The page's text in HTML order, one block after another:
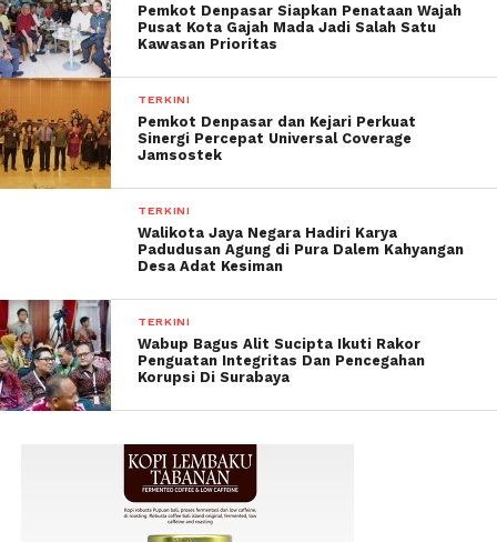
Pemkot Denpasar Siapkan Penataan Wajah
Pusat Kota Gajah Mada Jadi Salah Satu
Kawasan Prioritas
TERKINI
Pemkot Denpasar dan Kejari Perkuat
Sinergi Percepat Universal Coverage
Jamsostek
TERKINI
Walikota Jaya Negara Hadiri Karya
Padudusan Agung di Pura Dalem Kahyangan
Desa Adat Kesiman
TERKINI
Wabup Bagus Alit Sucipta Ikuti Rakor
Penguatan Integritas Dan Pencegahan
Korupsi Di Surabaya